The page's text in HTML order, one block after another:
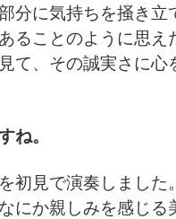
分に気持ちを掻き立
ることのように思え
て、その誠実さに心
ね。
初見で演奏しました
にか親しみを感じる